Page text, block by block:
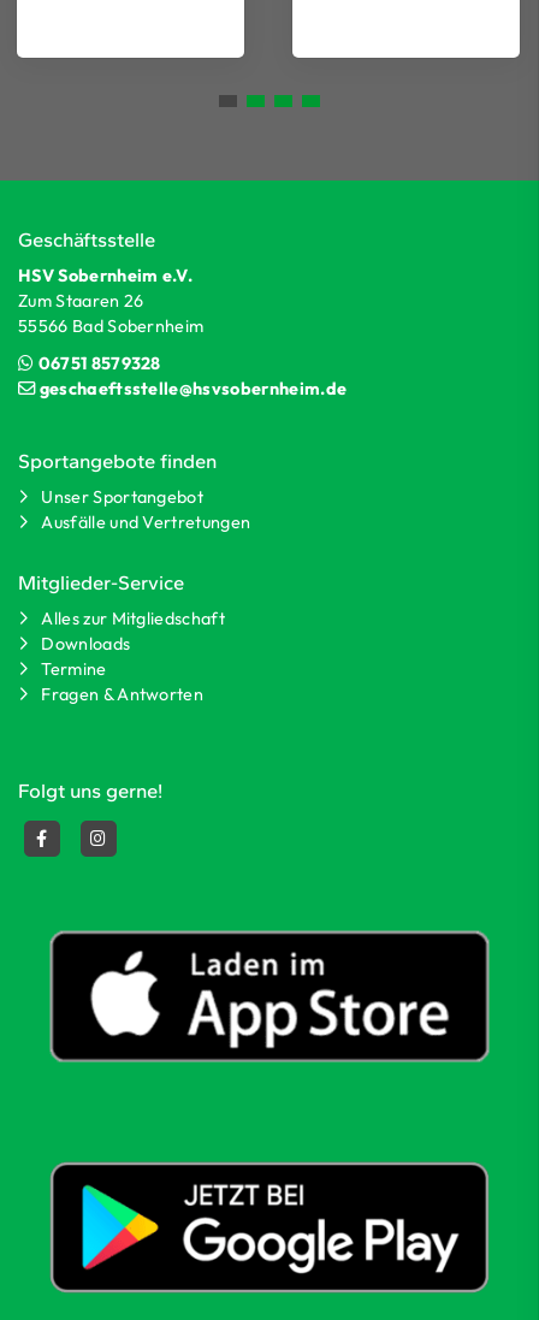
Geschäftsstelle
HSV Sobernheim e.V.
Zum Staaren 26
55566 Bad Sobernheim
06751 8579328
geschaeftsstelle@hsvsobernheim.de
Sportangebote finden
Unser Sportangebot
Ausfälle und Vertretungen
Mitglieder-Service
Alles zur Mitgliedschaft
Downloads
Termine
Fragen & Antworten
Folgt uns gerne!